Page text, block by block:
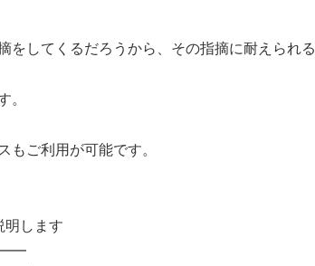
をしてくるだろうから、その指摘に耐えられる
。
もご利用が可能です。
明します